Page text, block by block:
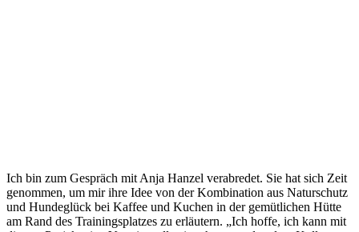
Ich bin zum Gespräch mit Anja Hanzel verabredet. Sie hat sich Zeit
genommen, um mir ihre Idee von der Kombination aus Naturschutz
und Hundeglück bei Kaffee und Kuchen in der gemütlichen Hütte
am Rand des Trainingsplatzes zu erläutern. „Ich hoffe, ich kann mit